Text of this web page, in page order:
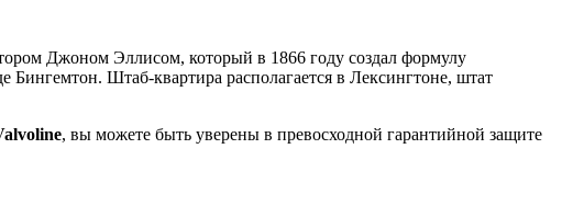
Джоном Эллисом, который в 1866 году создал формулу
Бингемтон. Штаб-квартира располагается в Лексингтоне, штат
, вы можете быть уверены в превосходной гарантийной защите